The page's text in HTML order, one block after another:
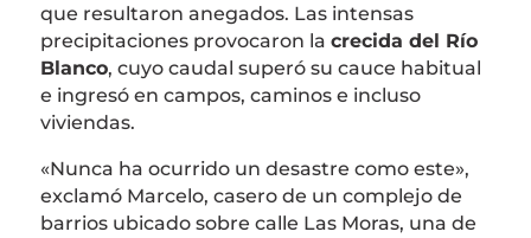
que resultaron anegados. Las intensas
precipitaciones provocaron la crecida del Río
Blanco, cuyo caudal superó su cauce habitual
e ingresó en campos, caminos e incluso
viviendas.
«Nunca ha ocurrido un desastre como este»,
exclamó Marcelo, casero de un complejo de
barrios ubicado sobre calle Las Moras, una de